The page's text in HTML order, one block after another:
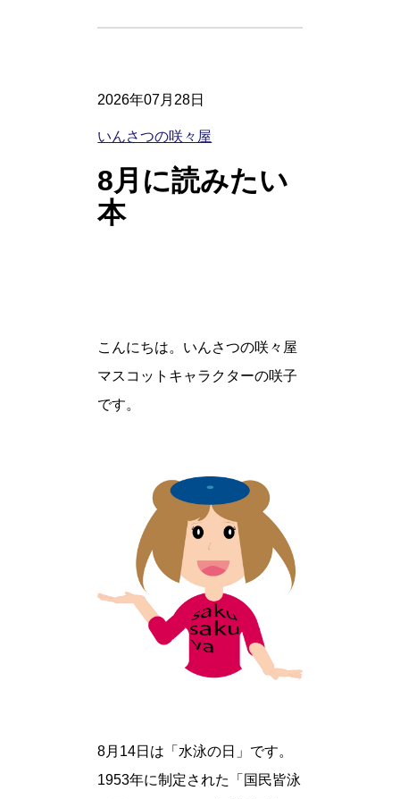
2026年07月28日
いんさつの咲々屋
8月に読みたい
本
こんにちは。いんさつの咲々屋
マスコットキャラクターの咲子
です。
8月14日は「水泳の日」です。
1953年に制定された「国民皆泳